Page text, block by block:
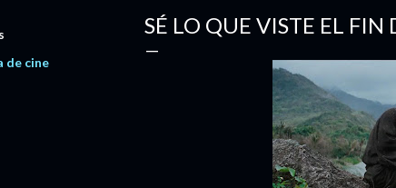
de cine
SÉ LO QUE VISTE EL